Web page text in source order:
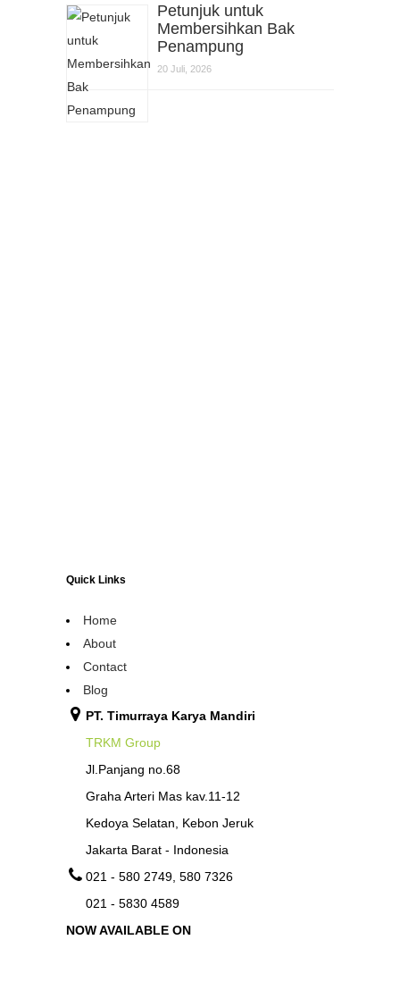
Petunjuk untuk
Membersihkan Bak
Penampung
20 Juli, 2026
Quick Links
Home
About
Contact
Blog
PT. Timurraya Karya Mandiri
TRKM Group
Jl.Panjang no.68
Graha Arteri Mas kav.11-12
Kedoya Selatan, Kebon Jeruk
Jakarta Barat - Indonesia
021 - 580 2749, 580 7326
021 - 5830 4589
NOW AVAILABLE ON